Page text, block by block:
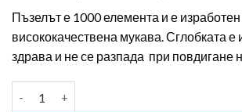
Пъзелът е 1000 елемента и е изработен
висококачествена мукава. Сглобката е
здрава и не се разпада при повдигане